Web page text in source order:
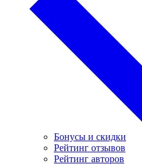
Бонусы и скидки
Рейтинг отзывов
Рейтинг авторов